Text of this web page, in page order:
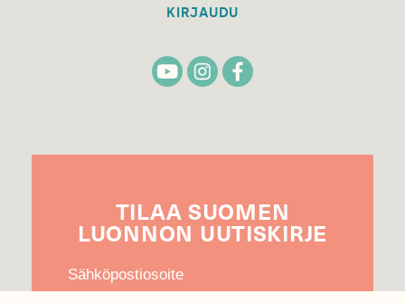
KIRJAUDU
TILAA SUOMEN
LUONNON UUTIS­KIRJE
Sähköpostiosoite